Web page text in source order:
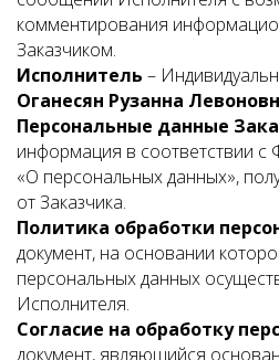
комментирования
Заказчиком.
Исполнитель –
Оганесян Рузанна
Персональные данные
информация в соответствии
«О персональных данных»,
от Заказчика.
Политика обработки
документ, на основании
персональных данных
Исполнителя.
Согласие на обработку
документ, являющийся